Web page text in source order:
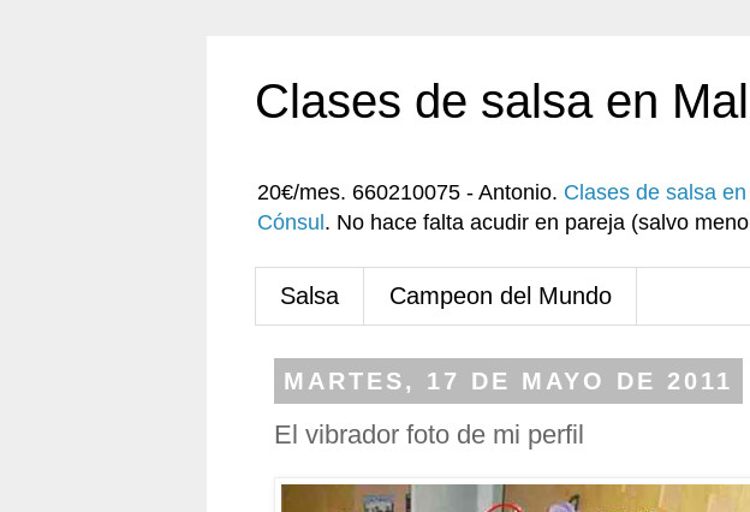
Clases de salsa en
20€/mes. 660210075 - Antonio. Clases de salsa
Cónsul . No hace falta acudir en pareja (salvo
Salsa Campeon del Mundo
MARTES, 17 DE MAYO DE 2011
El vibrador foto de mi perfil